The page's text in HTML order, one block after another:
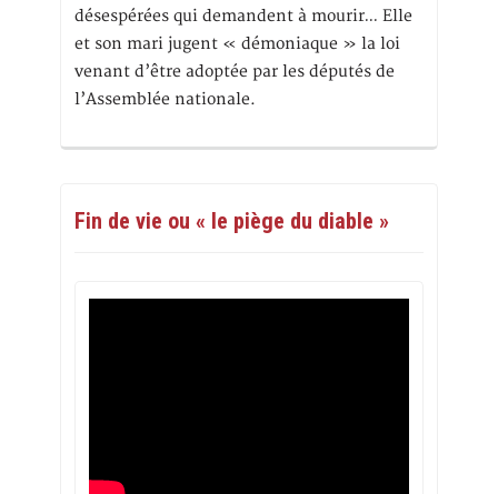
désespérées qui demandent à mourir… Elle
et son mari jugent « démoniaque » la loi
venant d’être adoptée par les députés de
l’Assemblée nationale.
Fin de vie ou « le piège du diable »